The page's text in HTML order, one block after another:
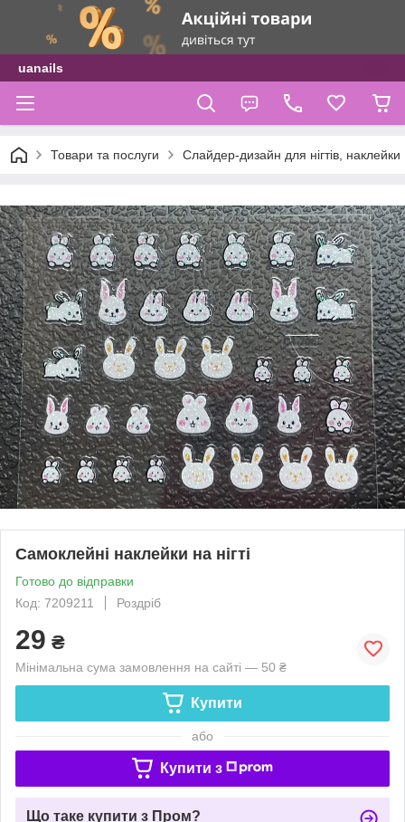
uanails
Товари та послуги Слайдер-дизайн для нігтів, наклейки
Самоклейні наклейки на нігті
Готово до відправки
Код: 7209211
Роздріб
29 ₴
Мінімальна сума замовлення на сайті — 50 ₴
Купити
або
Купити з
Що таке купити з Пром?